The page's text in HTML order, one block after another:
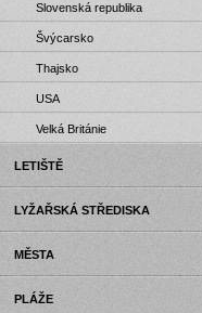
Slovenská republika
Švýcarsko
Thajsko
USA
Velká Británie
LETIŠTĚ
LYŽAŘSKÁ STŘEDISKA
MĚSTA
PLÁŽE